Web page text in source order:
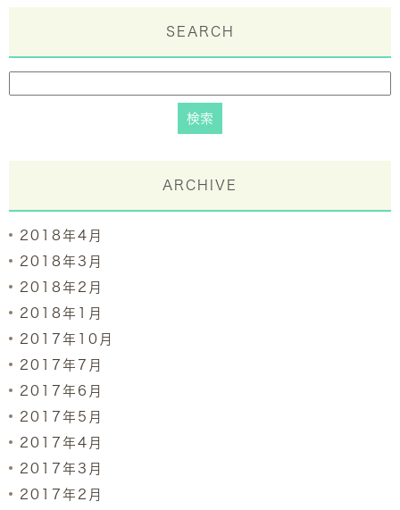
SEARCH
ARCHIVE
2018年4月
2018年3月
2018年2月
2018年1月
2017年10月
2017年7月
2017年6月
2017年5月
2017年4月
2017年3月
2017年2月